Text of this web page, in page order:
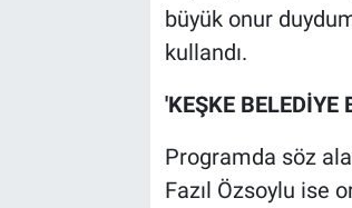
büyük onur
kullandı.
'KEŞKE
Programda söz
Fazıl Özsoylu ise